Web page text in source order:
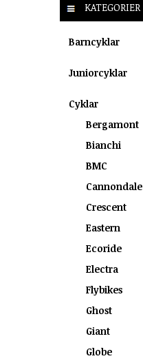
KATEGORIER
Barncyklar
Juniorcyklar
Cyklar
Bergamont
Bianchi
BMC
Cannondale
Crescent
Eastern
Ecoride
Electra
Flybikes
Ghost
Giant
Globe